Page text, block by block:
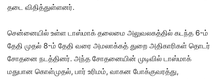
தடை விதித்துள்ளனர்.
சென்னையில் உள்ள டாஸ்மாக் தலைமை அலுவலகத்தில் கடந்த 6-ம்
தேதி முதல் 8-ம் தேதி வரை அமலாக்கத் துறை அதிகாரிகள் தொடர்
சோதனை நடத்தினர். அந்த சோதனையின் முடிவில் டாஸ்மாக்
மதுபான கொள்முதல், பார் உரிமம், வாகன போக்குவரத்து,